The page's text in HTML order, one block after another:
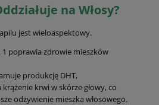
na Włosy?
jest wieloaspektowy.
poprawia zdrowie mieszków
produkcję DHT,
krwi w skórze głowy, co
odżywienie mieszka włosowego.